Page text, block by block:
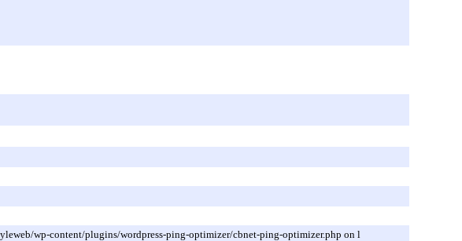
wp-content/plugins/wordpress-ping-optimizer/cbnet-ping-optimizer.php on l